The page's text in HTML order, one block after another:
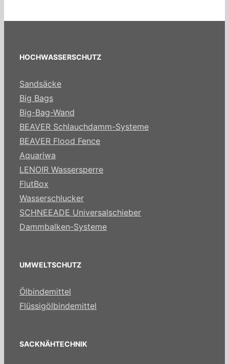
HOCHWASSERSCHUTZ
Sandsäcke
Big Bags
Big-Bag-Wand
BEAVER Schlauchdamm-Systeme
BEAVER Flood Fence
Aquariwa
LENOIR Wassersperre
FlutBox
Wasserschlucker
SCHNEEADE Universalschieber
Dammbalken-Systeme
UMWELTSCHUTZ
Ölbindemittel
Flüssigölbindemittel
SACKNÄHTECHNIK